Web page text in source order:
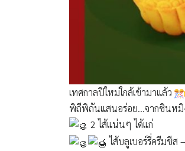
เทศกาลปีใหม่ใกล้เข้ามาแล้ว
พิถีพิถันแสนอร่อย…จากซินหมิ
2 ไส้แน่นๆ ได้แก่
ไส้บลูเบอร์รี่ครีมชีส